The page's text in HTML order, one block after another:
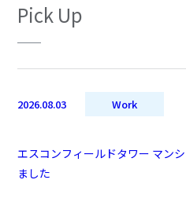
Pick Up
2026.08.03 Work
エスコンフィールドタワー マン
ました